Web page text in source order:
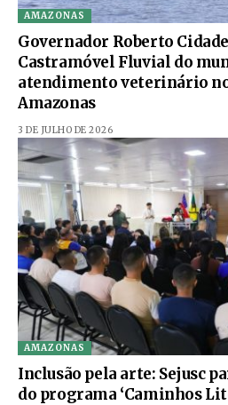
AMAZONAS
Governador Roberto
Castramóvel Fluvial do
atendimento veterinário
Amazonas
3 DE JULHO DE 2026
AMAZONAS
Inclusão pela arte: Sejusc
do programa ‘Caminhos